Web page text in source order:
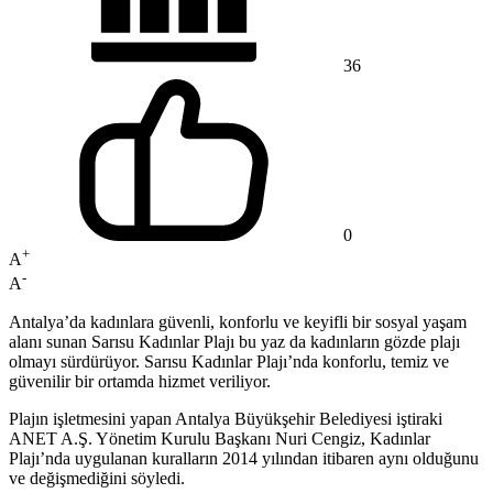
36
0
A+
A-
Antalya’da kadınlara güvenli, konforlu ve keyifli bir sosyal yaşam
alanı sunan Sarısu Kadınlar Plajı bu yaz da kadınların gözde plajı
olmayı sürdürüyor. Sarısu Kadınlar Plajı’nda konforlu, temiz ve
güvenilir bir ortamda hizmet veriliyor.
Plajın işletmesini yapan Antalya Büyükşehir Belediyesi iştiraki
ANET A.Ş. Yönetim Kurulu Başkanı Nuri Cengiz, Kadınlar
Plajı’nda uygulanan kuralların 2014 yılından itibaren aynı olduğunu
ve değişmediğini söyledi.